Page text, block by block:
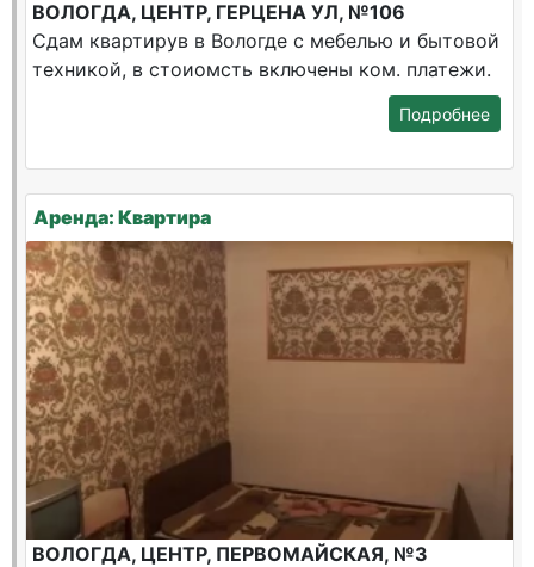
ВОЛОГДА, ЦЕНТР, ГЕРЦЕНА УЛ, №106
Сдам квартирув в Вологде с мебелью и бытовой
техникой, в стоиомсть включены ком. платежи.
Подробнее
Аренда: Квартира
ВОЛОГДА, ЦЕНТР, ПЕРВОМАЙСКАЯ, №3